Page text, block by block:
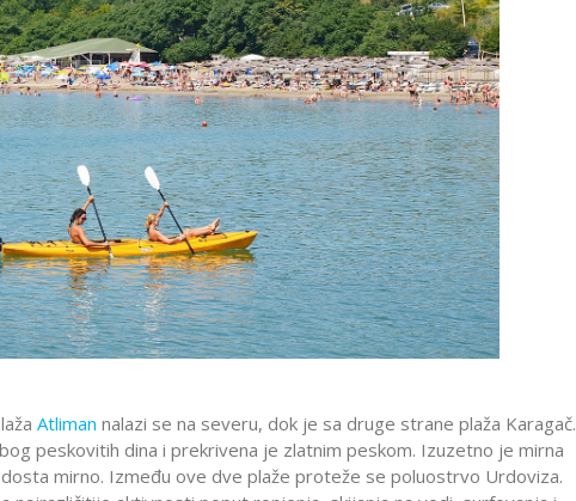
Atliman nalazi se na severu, dok je sa druge strane plaža Karagač.
peskovitih dina i prekrivena je zlatnim peskom. Izuzetno je mirna
mirno. Između ove dve plaže proteže se poluostrvo Urdoviza.